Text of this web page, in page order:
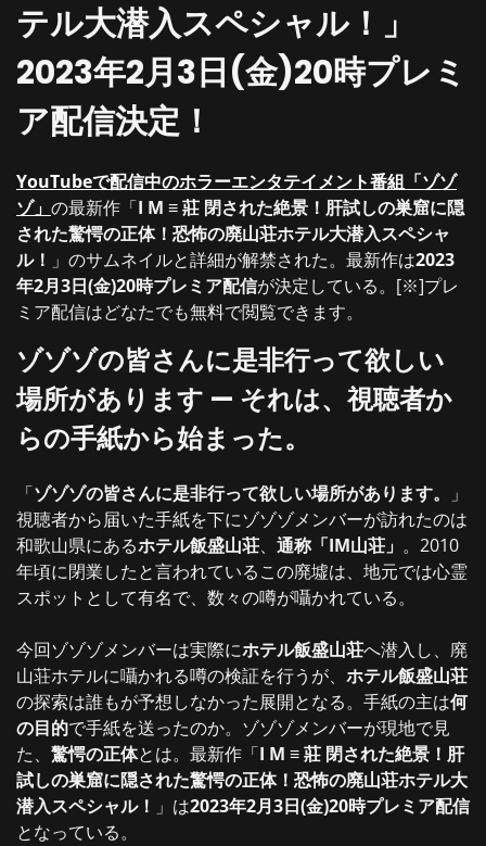
テル大潜入スペシャル！」
2023年2月3日(金)20時プレミ
ア配信決定！
YouTubeで配信中のホラーエンタテイメント番組「ゾゾ
ゾ」 の最新作「I M ≡ 莊 閉された絶景！肝試しの巣窟に隠
された驚愕の正体！恐怖の廃山荘ホテル大潜入スペシャ
ル！ 」のサムネイルと詳細が解禁された。最新作は2023
年2月3日(金)20時プレミア配信が決定している。[※]プレ
ミア配信はどなたでも無料で閲覧できます。
ゾゾゾの皆さんに是非行って欲しい
場所があります — それは、視聴者か
らの手紙から始まった。
「ゾゾゾの皆さんに是非行って欲しい場所があります。
」
視聴者から届いた手紙を下にゾゾゾメンバーが訪れたのは
和歌山県にあるホテル飯盛山荘、 通称「IM山荘」 。2010
年頃に閉業したと言われているこの廃墟は、地元では心霊
スポットとして有名で、数々の噂が囁かれている。
今回ゾゾゾメンバーは実際にホテル飯盛山荘へ潜入し、廃
山荘ホテルに囁かれる噂の検証を行うが、 ホテル飯盛山荘
の探索は誰もが予想しなかった展開となる。手紙の主は何
の目的で手紙を送ったのか。ゾゾゾメンバーが現地で見
た、 驚愕の正体とは。最新作「I M ≡ 莊 閉された絶景！肝
試しの巣窟に隠された驚愕の正体！恐怖の廃山荘ホテル大
潜入スペシャル！ 」は2023年2月3日(金)20時プレミア配信
となっている。